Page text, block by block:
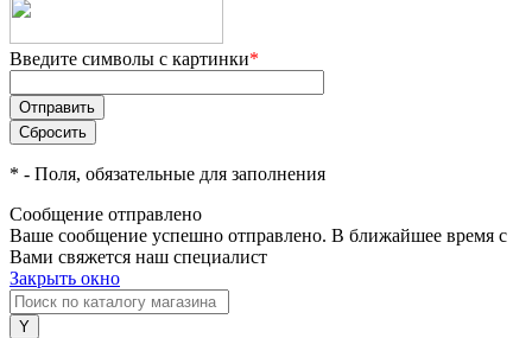
Введите символы с картинки*
* - Поля, обязательные для заполнения
Сообщение отправлено
Ваше сообщение успешно отправлено. В ближайшее время с
Вами свяжется наш специалист
Закрыть окно